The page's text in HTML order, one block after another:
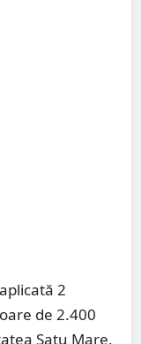
2
de 2.400
Satu Mare,